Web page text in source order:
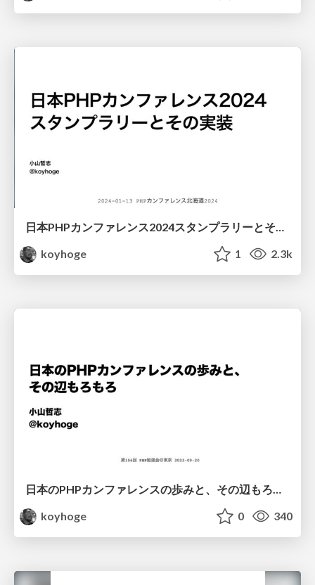
日本PHPカンファレンス2024スタンプラリーとその実装/phpcon-stamprally
koyhoge
1 2.3k
日本のPHPカンファレンスの歩みと、その辺もろもろ/phpcon_japan_history
koyhoge
0 340